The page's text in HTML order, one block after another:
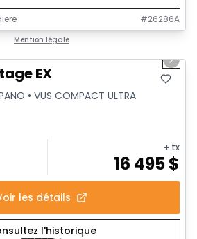
#26286A
Mention légale
Next
EX
• VUS COMPACT ULTRA
+ tx
16 495$
les détails
l'historique